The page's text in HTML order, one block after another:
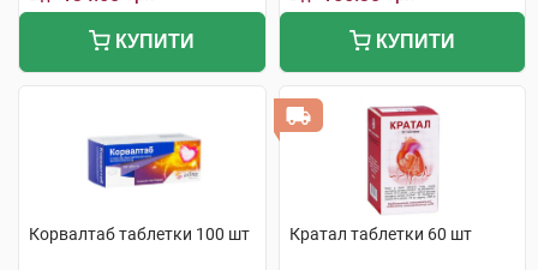
КУПИТИ КУПИТИ
Корвалтаб таблетки 100 шт Кратал таблетки 60 шт